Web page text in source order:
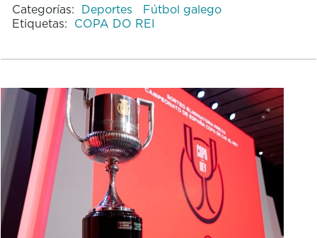
Categorías: Deportes
Fútbol galego
Etiquetas: COPA DO REI